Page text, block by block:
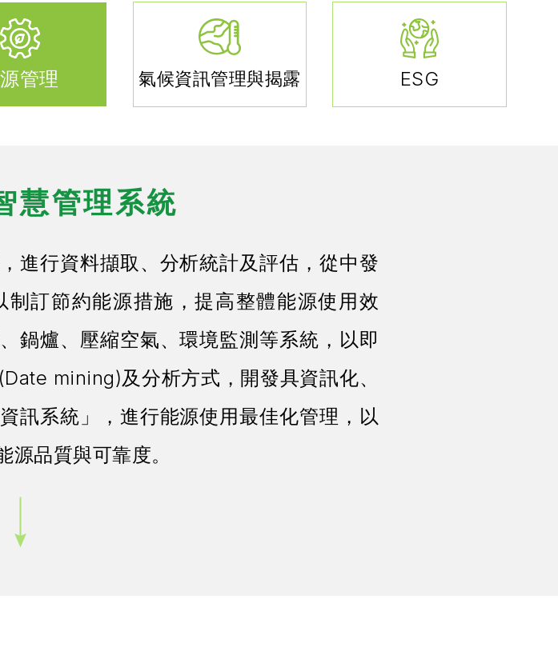
管理 氣候資訊管理與揭露 ESG
慧管理系統
進行資料擷取、分析統計及評估，從中發
訂節約能源措施，提高整體能源使用效
鍋爐、壓縮空氣、環境監測等系統，以即
mining)及分析方式，開發具資訊化、
訊系統」，進行能源使用最佳化管理，以
品質與可靠度。